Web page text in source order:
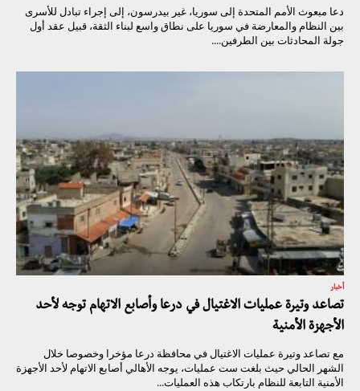
دعا مبعوث الأمم المتحدة إلى سوريا، غير بيدرسون، إلى إجراء تبادل للأسرى
بين النظام والمعارضة في سوريا على نطاق واسع لبناء الثقة، قبيل عقد أول
جولة المحادثات بين الطرفين....
أخبار
تصاعد وتيرة عمليات الاغتيال في درعا وأصابع الاتهام توجه لأحد
الأجهزة الأمنية
مع تصاعد وتيرة عمليات الاغتيال في محافظة درعا مؤخرا وخصوصا خلال
الشهر الحالي حيث بلغت ست عمليات، يوجه الأهالي أصابع الاتهام لأحد الأجهزة
الأمنية التابعة للنظام بارتكاب هذه العمليات...